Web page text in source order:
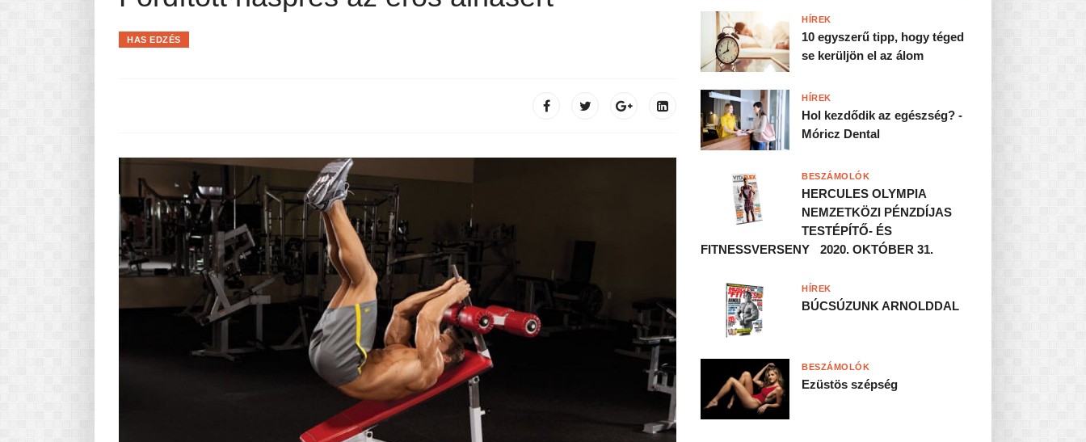
Pasta-túra - avagy A TÉSZTA TÖRTÉNETE
HAS EDZÉS
10 egyszerű tipp, hogy téged
se kerüljön el az álom
HÍREK
Hol kezdődik az egészség? -
Móricz Dental
HÍREK
HERCULES OLYMPIA
NEMZETKÖZI PÉNZDÍJAS
TESTÉPÍTŐ- ÉS
FITNESSVERSENY 2020. OKTÓBER 31.
BESZÁMOLÓK
BÚCSÚZUNK ARNOLDDAL
HÍREK
Ezüstös szépség
BESZÁMOLÓK